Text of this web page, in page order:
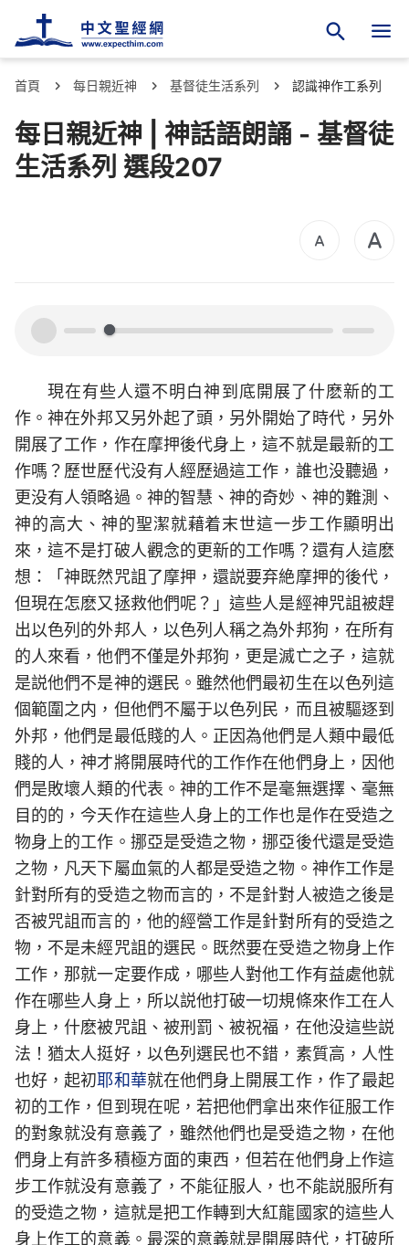
首頁 每日親近神 基督徒生活系列 認識神作工系列
每日親近神 | 神話語朗誦 - 基督徒
生活系列 選段207
00:00 00:00
現在有些人還不明白神到底開展了什麽新的工
作。神在外邦又另外起了頭，另外開始了時代，另外
開展了工作，作在摩押後代身上，這不就是最新的工
作嗎？歷世歷代没有人經歷過這工作，誰也没聽過，
更没有人領略過。神的智慧、神的奇妙、神的難測、
神的高大、神的聖潔就藉着末世這一步工作顯明出
來，這不是打破人觀念的更新的工作嗎？還有人這麽
想：「神既然咒詛了摩押，還説要弃絶摩押的後代，
但現在怎麽又拯救他們呢？」這些人是經神咒詛被趕
出以色列的外邦人，以色列人稱之為外邦狗，在所有
的人來看，他們不僅是外邦狗，更是滅亡之子，這就
是説他們不是神的選民。雖然他們最初生在以色列這
個範圍之内，但他們不屬于以色列民，而且被驅逐到
外邦，他們是最低賤的人。正因為他們是人類中最低
賤的人，神才將開展時代的工作作在他們身上，因他
們是敗壞人類的代表。神的工作不是毫無選擇、毫無
目的的，今天作在這些人身上的工作也是作在受造之
物身上的工作。挪亞是受造之物，挪亞後代還是受造
之物，凡天下屬血氣的人都是受造之物。神作工作是
針對所有的受造之物而言的，不是針對人被造之後是
否被咒詛而言的，他的經營工作是針對所有的受造之
物，不是未經咒詛的選民。既然要在受造之物身上作
工作，那就一定要作成，哪些人對他工作有益處他就
作在哪些人身上，所以説他打破一切規條來作工在人
身上，什麽被咒詛、被刑罰、被祝福，在他没這些説
法！猶太人挺好，以色列選民也不錯，素質高，人性
也好，起初耶和華就在他們身上開展工作，作了最起
初的工作，但到現在呢，若把他們拿出來作征服工作
的對象就没有意義了，雖然他們也是受造之物，在他
們身上有許多積極方面的東西，但若在他們身上作這
步工作就没有意義了，不能征服人，也不能説服所有
的受造之物，這就是把工作轉到大紅龍國家的這些人
身上作工的意義。最深的意義就是開展時代，打破所